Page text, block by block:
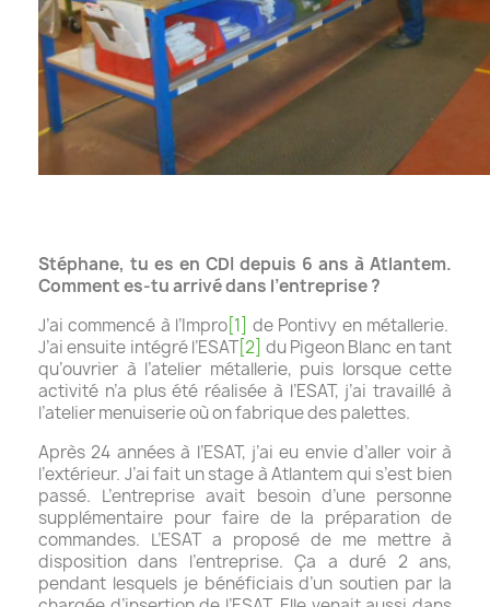
Stéphane, tu es en CDI depuis 6 ans à Atlantem.
Comment es-tu arrivé dans l’entreprise ?
J’ai commencé à l’Impro [1] de Pontivy en métallerie.
J’ai ensuite intégré l’ESAT [2] du Pigeon Blanc en tant
qu’ouvrier à l’atelier métallerie, puis lorsque cette
activité n’a plus été réalisée à l’ESAT, j’ai travaillé à
l’atelier menuiserie où on fabrique des palettes.
Après 24 années à l’ESAT, j’ai eu envie d’aller voir à
l’extérieur. J’ai fait un stage à Atlantem qui s’est bien
passé. L’entreprise avait besoin d’une personne
supplémentaire pour faire de la préparation de
commandes. L’ESAT a proposé de me mettre à
disposition dans l’entreprise. Ça a duré 2 ans,
pendant lesquels je bénéficiais d’un soutien par la